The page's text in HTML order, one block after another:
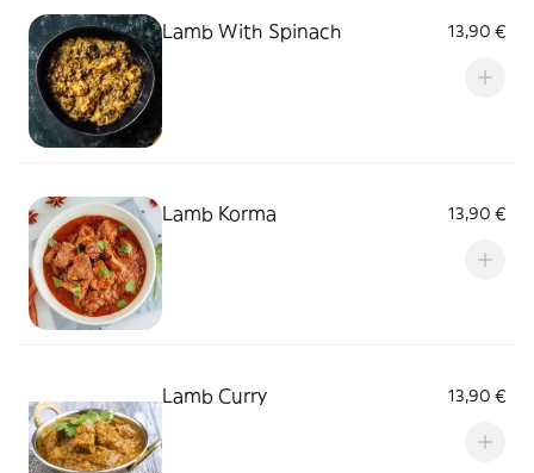
Lamb With Spinach 13,90 €
Lamb Korma 13,90 €
Lamb Curry 13,90 €